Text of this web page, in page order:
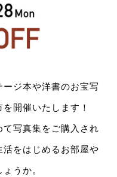
ジ本や洋書のお宝写
開催いたします！
写真集をご購入され
をはじめるお部屋や
うか。